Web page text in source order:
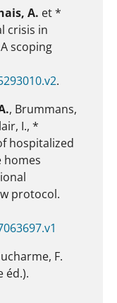
A. et *
crisis in
scoping
.
, Brummans,
I., *
hospitalized
homes
protocol.
F.
éd.).